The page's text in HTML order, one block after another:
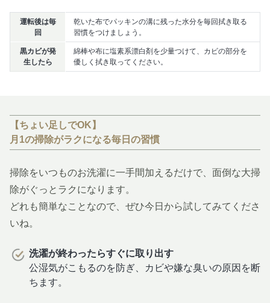
運転後は毎
回
乾いた布でパッキンの溝に残った水分を毎回拭き取る
習慣をつけましょう。
黒カビが発
生したら
綿棒や布に塩素系漂白剤を少量つけて、カビの部分を
優しく拭き取ってください。
【ちょい足しでOK】
月1の掃除がラクになる毎日の習慣
掃除をいつものお洗濯に一手間加えるだけで、面倒な大掃
除がぐっとラクになります。
どれも簡単なことなので、ぜひ今日から試してみてくださ
いね。
洗濯が終わったらすぐに取り出す
公湿気がこもるのを防ぎ、カビや嫌な臭いの原因を断
ちます。